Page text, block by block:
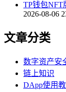
TP钱包NFT
2026-08-06
文章分类
数字资产安
链上知识
DApp使用